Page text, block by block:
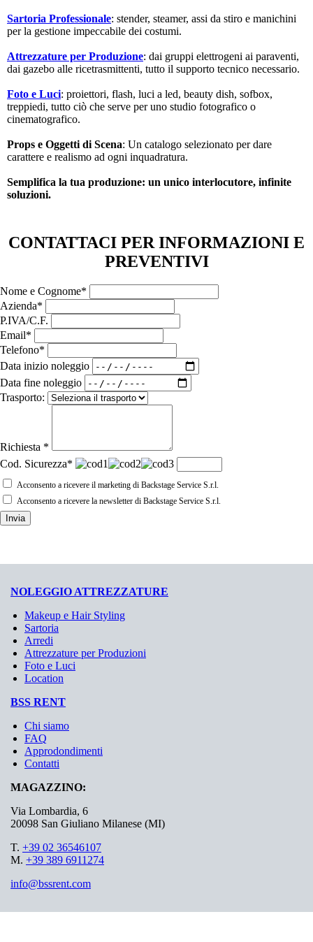
Sartoria Professionale: stender, steamer, assi da stiro e manichini
per la gestione impeccabile dei costumi.
Attrezzature per Produzione: dai gruppi elettrogeni ai paraventi,
dai gazebo alle ricetrasmittenti, tutto il supporto tecnico necessario.
Foto e Luci: proiettori, flash, luci a led, beauty dish, sofbox,
treppiedi, tutto ciò che serve per uno studio fotografico o
cinematografico.
Props e Oggetti di Scena: Un catalogo selezionato per dare
carattere e realismo ad ogni inquadratura.
Semplifica la tua produzione: un unico interlocutore, infinite
soluzioni.
CONTATTACI PER INFORMAZIONI E
PREVENTIVI
Nome e Cognome*
Azienda*
P.IVA/C.F.
Email*
Telefono*
Data inizio noleggio
Data fine noleggio
Trasporto:
Richiesta *
Cod. Sicurezza*
Acconsento a ricevere il marketing di Backstage Service S.r.l.
Acconsento a ricevere la newsletter di Backstage Service S.r.l.
Invia
NOLEGGIO ATTREZZATURE
Makeup e Hair Styling
Sartoria
Arredi
Attrezzature per Produzioni
Foto e Luci
Location
BSS RENT
Chi siamo
FAQ
Approdondimenti
Contatti
MAGAZZINO:
Via Lombardia, 6
20098 San Giuliano Milanese (MI)
T. +39 02 36546107
M. +39 389 6911274
info@bssrent.com